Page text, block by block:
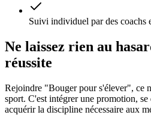
Suivi individuel par des coachs
Ne laissez rien au
réussite
Rejoindre "Bouger pour s'élever", ce
sport. C'est intégrer une promotion,
acquérir la discipline nécessaire aux